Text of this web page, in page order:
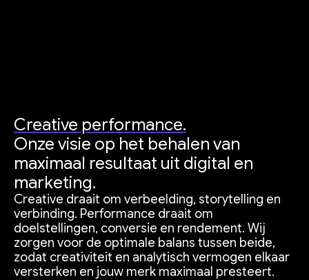
Creative performance.
Onze visie op het behalen van
maximaal resultaat uit digital en
marketing.
Creative draait om verbeelding, storytelling en
verbinding. Performance draait om
doelstellingen, conversie en rendement. Wij
zorgen voor de optimale balans tussen beide,
zodat creativiteit en analytisch vermogen elkaar
versterken en jouw merk maximaal presteert.